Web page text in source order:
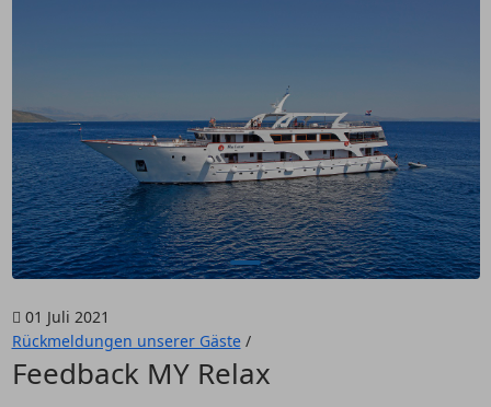
01 Juli 2021
Rückmeldungen unserer Gäste/
Feedback MY Relax